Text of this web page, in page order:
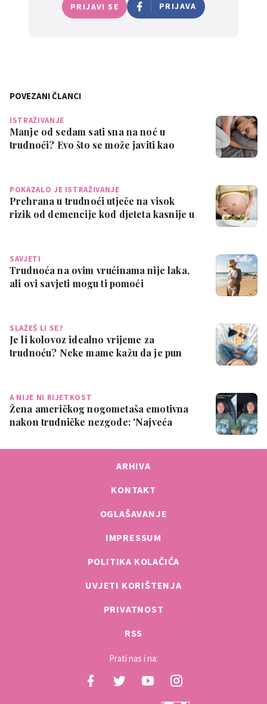
PRIJAVI SE PRIJAVA
POVEZANI ČLANCI
ISTRAŽIVANJE
Manje od sedam sati sna na noć u
trudnoći? Evo što se može javiti kao
POKAZALO JE ISTRAŽIVANJE
Prehrana u trudnoći utječe na visok
rizik od demencije kod djeteta kasnije u
SAVJETI
Trudnoća na ovim vrućinama nije laka,
ali ovi savjeti mogu ti pomoći
SLAŽEŠ LI SE?
Je li kolovoz idealno vrijeme za
trudnoću? Neke mame kažu da je pun
A NIJE NI RIJETKOST
Žena američkog nogometaša emotivna
nakon trudničke nezgode: 'Najveća
ARHIVA
KONTAKT
OGLAŠAVANJE
IMPRESSUM
POLITIKA KOLAČIĆA
UVJETI KORIŠTENJA
PRIVATNOST
RSS
Prati nas i na: